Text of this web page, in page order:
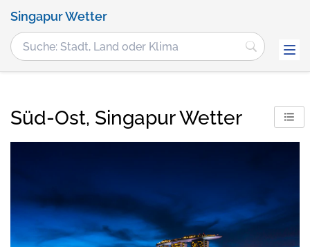
Singapur Wetter
Süd-Ost, Singapur Wetter